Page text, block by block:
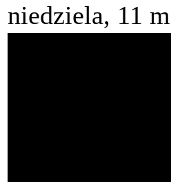
niedziela, 11